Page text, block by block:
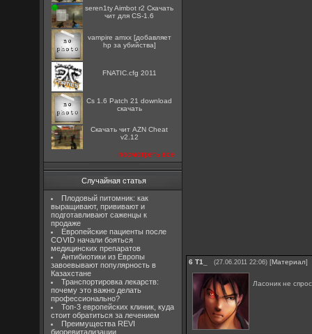
seren1ty Aimbot r2 Скачать
чит для CS-1.6
vampire amxx [добавляет
hp за убийства]
FNATIC.cfg 2011
Cs 1.6 Patch 21 download
скачать
Скачать чит AZN Cheat
v2.12
посмотреть все
Случайная статья
Плодовый питомник: как
выращивают, прививают и
подготавливают саженцы к
продаже
Европейские пациенты после
COVID начали бояться
медицинских препаратов
Антибиотики из Европы
завоевывают популярность в
Казахстане
Транспортировка лекарств:
почему это важно делать
профессионально?
Топ-3 европейских клиник, куда
стоит обратиться за лечением
Преимущества REVI
биоревитализации
6 Т1_ (27.06.2011 22:06) [Материал]
Ласоник не